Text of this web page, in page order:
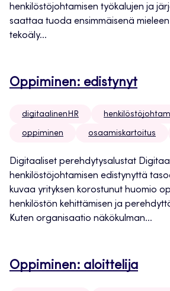
henkilöstöjohtamisen työkalujen ja
saattaa tuoda ensimmäisenä
tekoäly...
Oppiminen: edistynyt
digitaalinenHR
oppiminen osaamiskartoitus
Digitaaliset perehdytysalustat
henkilöstöjohtamisen edistynyttä
kuvaa yrityksen korostunut huomio
henkilöstön kehittämisen ja
Kuten organisaatio näkökulman...
Oppiminen: aloittelija